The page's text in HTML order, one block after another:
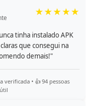
★★★★★
tinha instalado APK
que consegui na
demais!"
verificada • 👍 94 pessoas